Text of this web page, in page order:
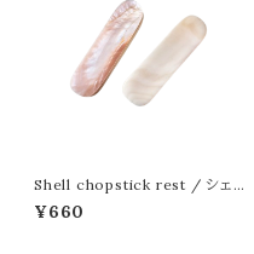
Shell chopstick rest / シェル
箸置
¥660